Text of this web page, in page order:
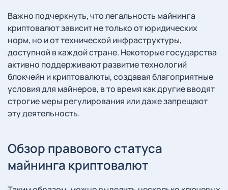
Важно подчеркнуть, что легальность майнинга
криптовалют зависит не только от юридических
норм, но и от технической инфраструктуры,
доступной в каждой стране. Некоторые государства
активно поддерживают развитие технологий
блокчейн и криптовалюты, создавая благоприятные
условия для майнеров, в то время как другие вводят
строгие меры регулирования или даже запрещают
эту деятельность.
Обзор правового статуса
майнинга криптовалют